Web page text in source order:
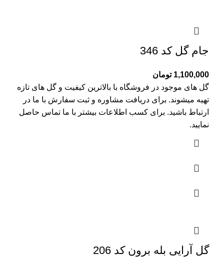
جام گل کد 346
1,100,000 تومان
گل های موجود در فروشگاه با بالاترین کیفیت و گل های تازه
تهیه میشوند. برای دریافت مشاوره و ثبت سفارش با ما در
ارتباط باشید. برای کسب اطلاعات بیشتر با ما تماس حاصل
نمایید.
گل آرایی بله برون کد 206